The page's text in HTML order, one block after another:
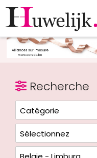
Recherche